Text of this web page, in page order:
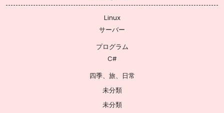
Linux
サーバー
プログラム
C#
四季、旅、日常
未分類
未分類